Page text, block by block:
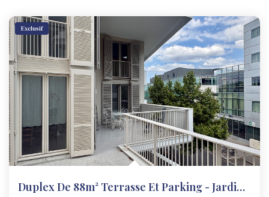
Exclusif
Duplex De 88m² Terrasse Et Parking - Jardin Botanique